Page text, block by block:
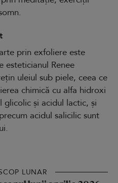
prin exfoliere este
esteticianul Renee
uleiul sub piele, ceea ce
chimică cu alfa hidroxi
glicolic și acidul lactic, și
acidul salicilic sunt
LUNAR